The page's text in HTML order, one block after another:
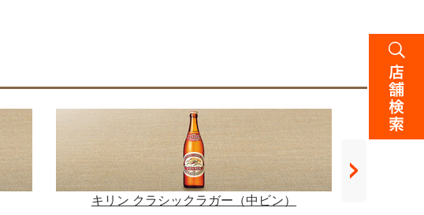
キリン クラシックラガー（中ビン）